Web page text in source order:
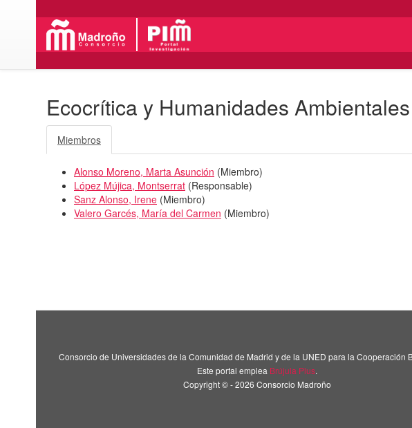
Ecocrítica y Humanidades
Miembros
Alonso Moreno, Marta Asunción (Miembro)
López Mújica, Montserrat (Responsable)
Sanz Alonso, Irene (Miembro)
Valero Garcés, María del Carmen (Miembro)
Consorcio de Universidades de la Comunidad de Madrid y de la UNED para la Cooperación
Este portal emplea Brújula Plus.
Copyright © - 2026 Consorcio Madroño